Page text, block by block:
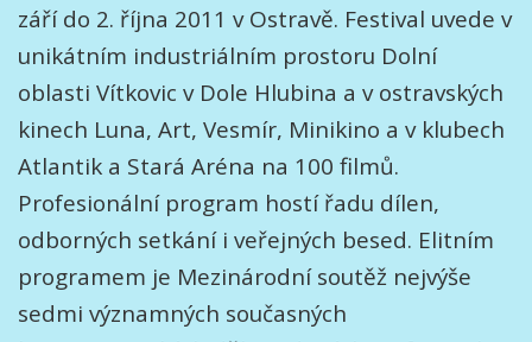
září do 2. října 2011 v Ostravě. Festival uvede v
unikátním industriálním prostoru Dolní
oblasti Vítkovic v Dole Hlubina a v ostravských
kinech Luna, Art, Vesmír, Minikino a v klubech
Atlantik a Stará Aréna na 100 filmů.
Profesionální program hostí řadu dílen,
odborných setkání i veřejných besed. Elitním
programem je Mezinárodní soutěž nejvýše
sedmi významných současných